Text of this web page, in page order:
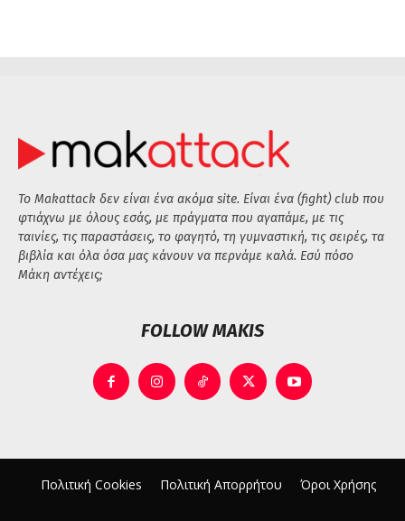
Το Makattack δεν είναι ένα ακόμα site. Είναι ένα (fight) club που
φτιάχνω με όλους εσάς, με πράγματα που αγαπάμε, με τις
ταινίες, τις παραστάσεις, το φαγητό, τη γυμναστική, τις σειρές, τα
βιβλία και όλα όσα μας κάνουν να περνάμε καλά. Εσύ πόσο
Μάκη αντέχεις;
FOLLOW MAKIS
Πολιτική Cookies Πολιτική Απορρήτου Όροι Χρήσης